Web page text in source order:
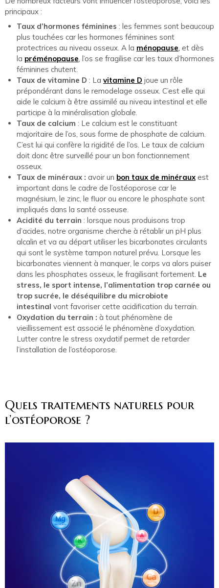
principaux :
Taux d’hormones féminines : les femmes sont beaucoup
plus touchées car les hormones féminines sont
protectrices au niveau osseux. A la ménopause, et dès
la préménopause, l’os se fragilise car les taux d’hormones
féminines chutent.
Taux de vitamine D : La vitamine D joue un rôle
prépondérant dans le remodelage osseux. C’est elle qui
aide le calcium à être assimilé au niveau intestinal et elle
participe à la minéralisation globale.
Taux de calcium : Le calcium est le constituant
majoritaire de l’os, sous forme de phosphate de calcium.
C’est lui qui confère la rigidité de l’os. Le taux de calcium
doit donc être surveillé pour un bon fonctionnement
osseux.
Taux de minéraux : avoir un bon taux de minéraux est
important dans le cadre de l’ostéoporose car le
magnésium, le zinc, le fluor ou encore le phosphate sont
impliqués dans la santé osseuse.
Acidité du terrain : lorsque nous produisons trop
d’acides, notre organisme cherche à rétablir un pH plus
alcalin et va au départ utiliser les bicarbonates circulants
qui sont le système tampon naturel prévu. Lorsque les
bicarbonates viennent à manquer, le corps va alors puiser
dans les phosphates osseux, le fragilisant fortement. Le
stress, le sport intense, l’alimentation trop carnée ou
trop sucrée, le déséquilibre du microbiote
intestinal vont favoriser cette acidification du terrain.
Oxydation du terrain : à tout phénomène de
vieillissement est associé le phénomène d’oxydation.
Lutter contre le stress oxydatif permet de retarder
l’installation de l’ostéoporose.
Quels traitements naturels pour
l’ostéoporose ?